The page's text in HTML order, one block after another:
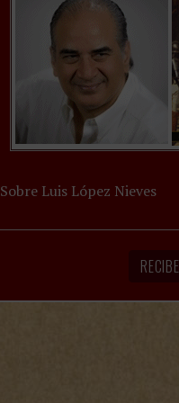
Sobre Luis López Nieves